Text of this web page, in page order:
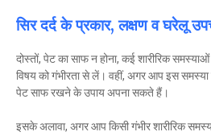
सिर दर्द के प्रकार, लक्षण व घरेलू
दोस्तों, पेट का साफ न होना, कई शारीरिक
विषय को गंभीरता से लें। वहीं, अगर आप इस
पेट साफ रखने के उपाय अपना सकते हैं।
इसके अलावा, अगर आप किसी गंभीर शारीरिक